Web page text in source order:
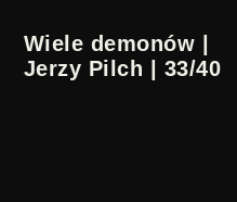
Wiele demonów |
Jerzy Pilch | 33/40